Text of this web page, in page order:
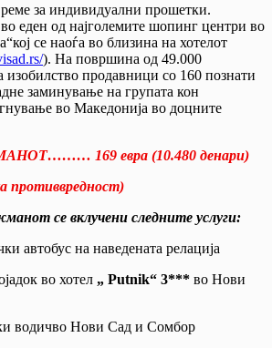
за индивидуални прошетки.
еден од најголемите шопинг центри во
се наоѓа во близина на хотелот
). На површина од 49.000
изобилство продавници со 160 познати
заминување на групата кон
во Македонија во доцните
……… 169 евра (10.480 денари)
противвредност)
се вклучени следните услуги:
автобус на наведената релација
во хотел „ Putnik“ 3*** во Нови
водичво Нови Сад и Сомбор